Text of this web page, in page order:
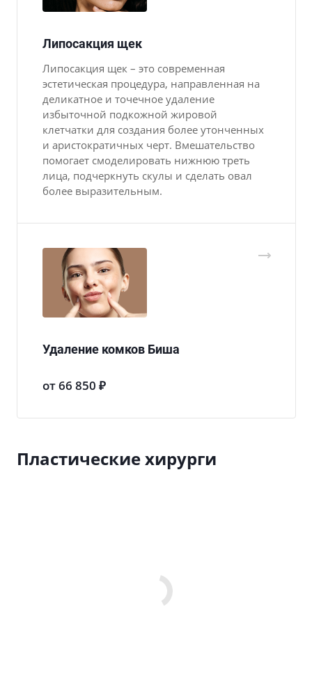
Липосакция щек
Липосакция щек – это современная
эстетическая процедура, направленная на
деликатное и точечное удаление
избыточной подкожной жировой
клетчатки для создания более утонченных
и аристократичных черт. Вмешательство
помогает смоделировать нижнюю треть
лица, подчеркнуть скулы и сделать овал
более выразительным.
Удаление комков Биша
от 66 850 ₽
Пластические хирурги